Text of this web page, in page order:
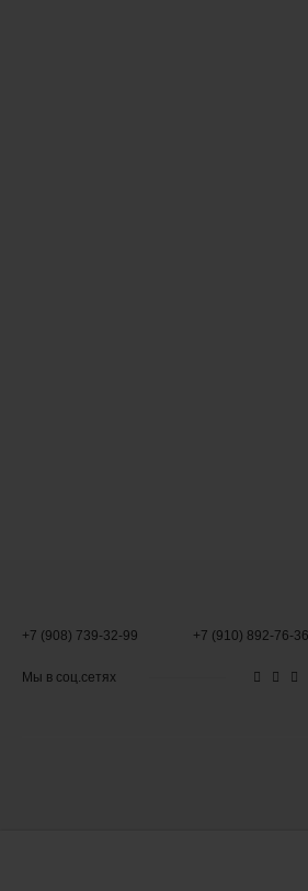
+7 (908) 739-32-99 +7 (910) 892-76-36
Мы в соц.сетях